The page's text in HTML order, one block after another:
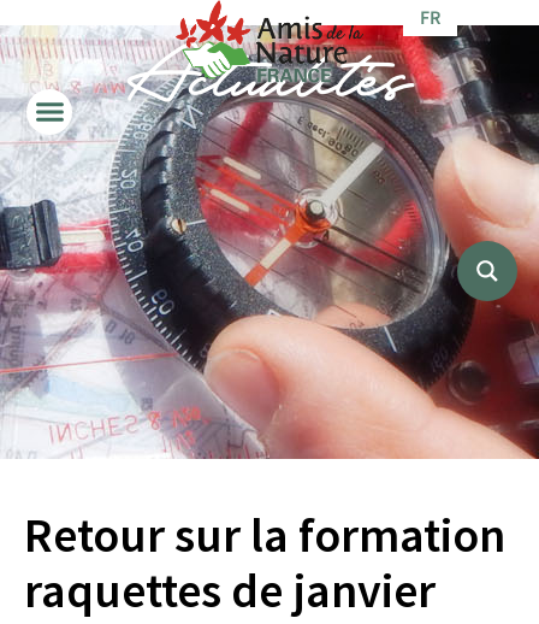
FR
Actualités
Retour sur la formation
raquettes de janvier